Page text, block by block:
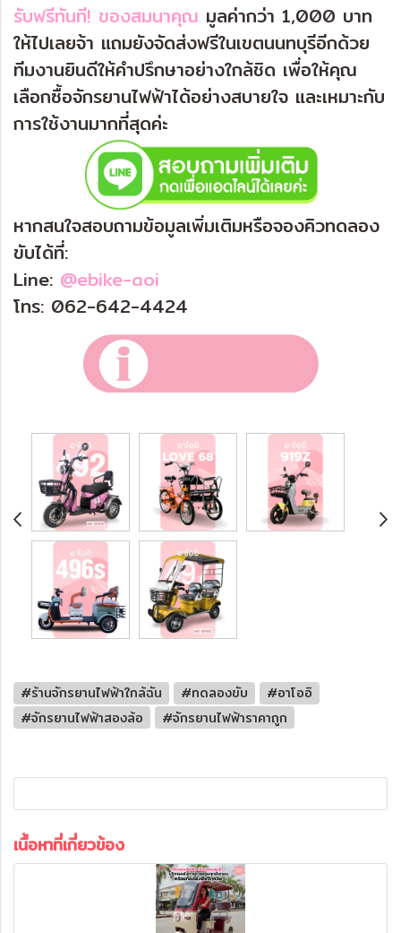
รับฟรีทันที! ของสมนาคุณ มูลค่ากว่า 1,000 บาท
ให้ไปเลยจ้า แถมยังจัดส่งฟรีในเขตนนทบุรีอีกด้วย
ทีมงานยินดีให้คำปรึกษาอย่างใกล้ชิด เพื่อให้คุณ
เลือกซื้อจักรยานไฟฟ้าได้อย่างสบายใจ และเหมาะกับ
การใช้งานมากที่สุดค่ะ
หากสนใจสอบถามข้อมูลเพิ่มเติมหรือจองคิวทดลอง
ขับได้ที่:
Line: @ebike-aoi
โทร: 062-642-4424
#ร้านจักรยานไฟฟ้าใกล้ฉัน #ทดลองขับ
#อาโออิ
#จักรยานไฟฟ้าสองล้อ
#จักรยานไฟฟ้าราคาถูก
เนื้อหาที่เกี่ยวข้อง